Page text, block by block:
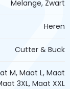
Melange, Zwart
Heren
Cutter & Buck
M, Maat L, Maat
3XL, Maat XXL